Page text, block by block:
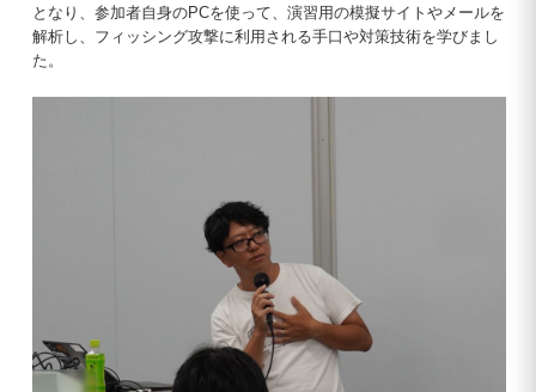
となり、参加者自身のPCを使って、演習用の模擬サイトやメールを
解析し、フィッシング攻撃に利用される手口や対策技術を学びまし
た。